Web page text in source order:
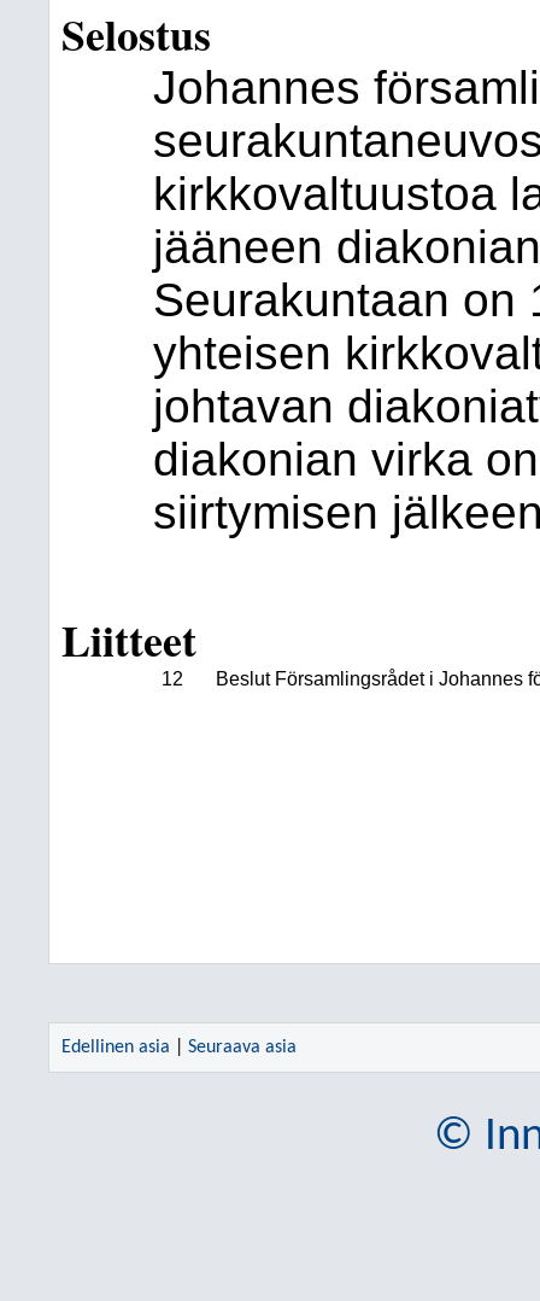
Selostus
Johannes
kirkkovaltuustoa
jääneen
Seurakuntaan on
yhteisen
johtavan
diakonian virka
siirtymisen
Liitteet
12 Beslut Församlingsrådet i Johannes
Edellinen asia Seuraava asia
©